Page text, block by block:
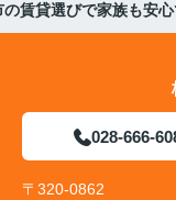
の賃貸選びで家族も安
028-666-
〒320-0862